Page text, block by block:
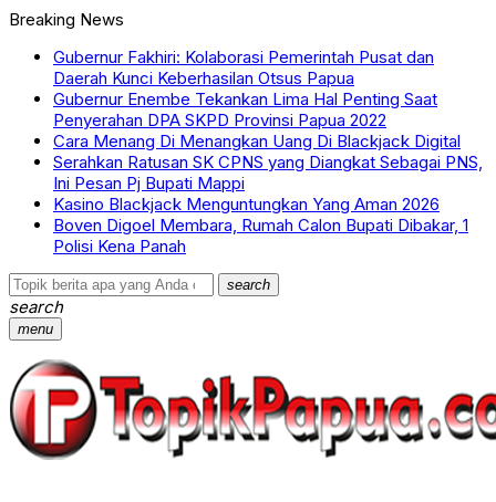
Breaking News
Gubernur Fakhiri: Kolaborasi Pemerintah Pusat dan
Daerah Kunci Keberhasilan Otsus Papua
Gubernur Enembe Tekankan Lima Hal Penting Saat
Penyerahan DPA SKPD Provinsi Papua 2022
Cara Menang Di Menangkan Uang Di Blackjack Digital
Serahkan Ratusan SK CPNS yang Diangkat Sebagai PNS,
Ini Pesan Pj Bupati Mappi
Kasino Blackjack Menguntungkan Yang Aman 2026
Boven Digoel Membara, Rumah Calon Bupati Dibakar, 1
Polisi Kena Panah
search
search
menu